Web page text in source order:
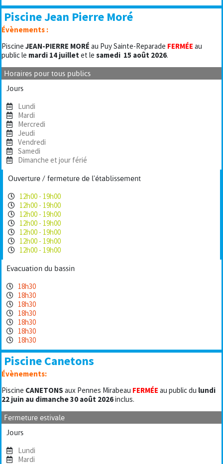
Piscine Jean Pierre Moré
Évènements :
Piscine JEAN-PIERRE MORÉ au Puy Sainte-Reparade FERMÉE au
public le mardi 14 juilletet le samedi 15 août 2026.
Horaires pour tous publics
Jours
Lundi
Mardi
Mercredi
Jeudi
Vendredi
Samedi
Dimanche et jour férié
Ouverture / fermeture de l'établissement
12h00 - 19h00
12h00 - 19h00
12h00 - 19h00
12h00 - 19h00
12h00 - 19h00
12h00 - 19h00
12h00 - 19h00
Evacuation du bassin
18h30
18h30
18h30
18h30
18h30
18h30
18h30
Piscine Canetons
Évènements:
Piscine CANETONS aux Pennes Mirabeau FERMÉE au public du lundi
22 juin au dimanche 30 août 2026inclus.
Fermeture estivale
Jours
Lundi
Mardi